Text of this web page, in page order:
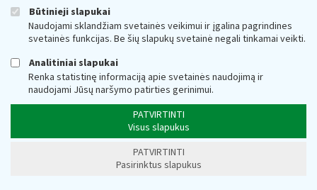
Būtinieji slapukai
Naudojami sklandžiam svetainės veikimui ir įgalina pagrindines
svetainės funkcijas. Be šių slapukų svetainė negali tinkamai veikti.
Analitiniai slapukai
Renka statistinę informaciją apie svetainės naudojimą ir
naudojami Jūsų naršymo patirties gerinimui.
PATVIRTINTI
Visus slapukus
PATVIRTINTI
Pasirinktus slapukus
Vienas langelis prievolėms valstybei sumokėti
NAUDINGA
Mokesčiai ir jų dydžiai
Atsiskaitymas grynaisiais pinigais
Dažniausiai užduodami klausimai